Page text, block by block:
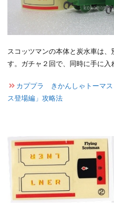
スコッツマンの本体と炭水車は
す。ガチャ２回で、同時に手に入
カププラ きかんしゃトーマス
ス登場編」攻略法